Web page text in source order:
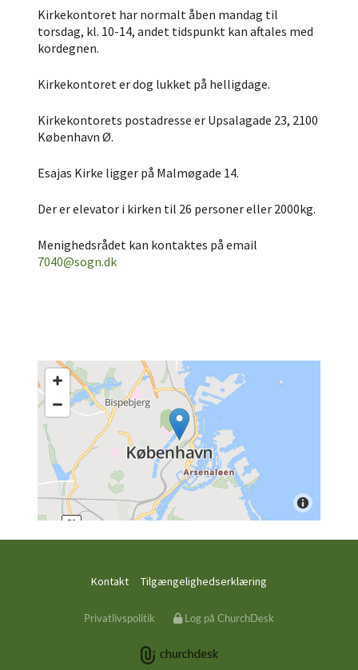
Kirkekontoret har normalt åben mandag til
torsdag, kl. 10-14, andet tidspunkt kan aftales med
kordegnen.
Kirkekontoret er dog lukket på helligdage.
Kirkekontorets postadresse er Upsalagade 23, 2100
København Ø.
Esajas Kirke ligger på Malmøgade 14.
Der er elevator i kirken til 26 personer eller 2000kg.
Menighedsrådet kan kontaktes på email
7040@sogn.dk
Kontakt Tilgængelighedserklæring
Privatlivspolitik Log på ChurchDesk